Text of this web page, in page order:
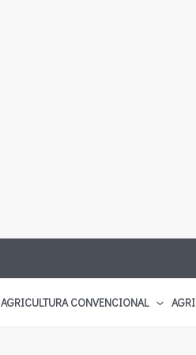
AGRICULTURA CONVENCIONAL